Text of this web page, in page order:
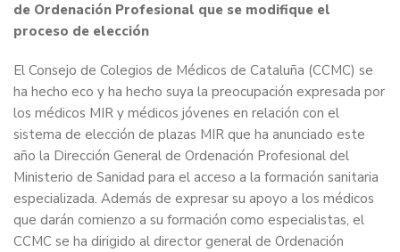
de Ordenación Profesional que se modifique el
proceso de elección
El Consejo de Colegios de Médicos de Cataluña (CCMC) se
ha hecho eco y ha hecho suya la preocupación expresada por
los médicos MIR y médicos jóvenes en relación con el
sistema de elección de plazas MIR que ha anunciado este
año la Dirección General de Ordenación Profesional del
Ministerio de Sanidad para el acceso a la formación sanitaria
especializada. Además de expresar su apoyo a los médicos
que darán comienzo a su formación como especialistas, el
CCMC se ha dirigido al director general de Ordenación